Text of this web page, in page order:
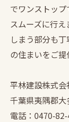
でワンストッ
スムーズに行
しまう部分も
の住まいをご提
平林建設株式会
千葉県夷隅郡
電話：0470-